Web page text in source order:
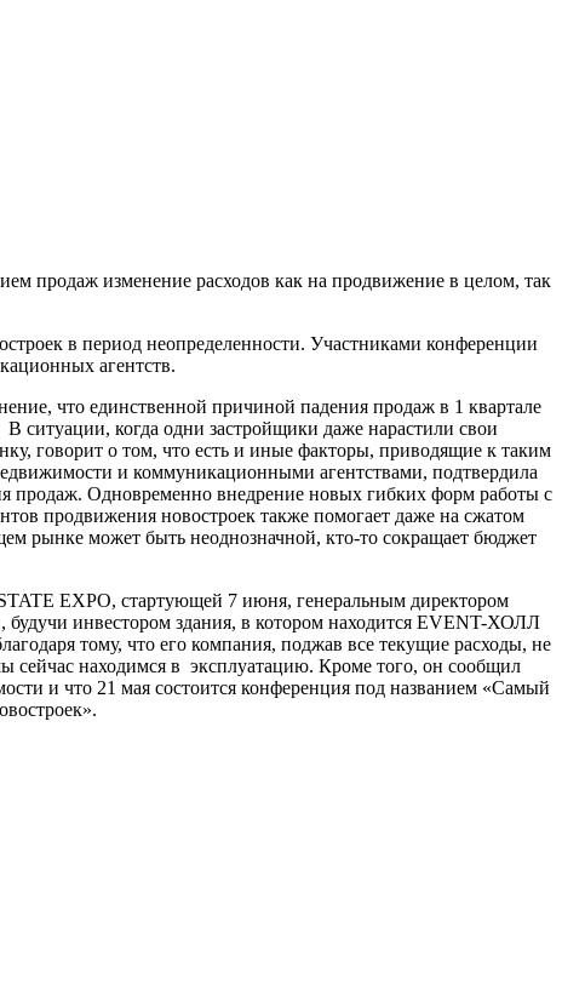
продаж изменение расходов как на продвижение в целом, так
в период неопределенности. Участниками конференции
агентств.
что единственной причиной падения продаж в 1 квартале
ситуации, когда одни застройщики даже нарастили свои
говорит о том, что есть и иные факторы, приводящие к таким
и коммуникационными агентствами, подтвердила
продаж. Одновременно внедрение новых гибких форм работы с
продвижения новостроек также помогает даже на сжатом
рынке может быть неоднозначной, кто-то сокращает бюджет
EXPO, стартующей 7 июня, генеральным директором
инвестором здания, в котором находится EVENT-ХОЛЛ
тому, что его компания, поджав все текущие расходы, не
сейчас находимся в эксплуатацию. Кроме того, он сообщил
и что 21 мая состоится конференция под названием «Самый